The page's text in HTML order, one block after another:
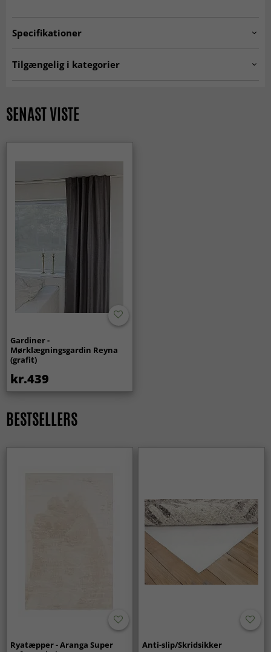
Specifikationer
Tilgængelig i kategorier
SENAST VISTE
Gardiner -
Mørklægningsgardin Reyna
(grafit)
kr.439
BESTSELLERS
Ryatæpper - Aranga Super
Anti-slip/Skridsikker